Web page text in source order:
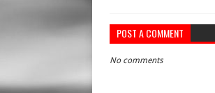
POST A COMMENT
No comments